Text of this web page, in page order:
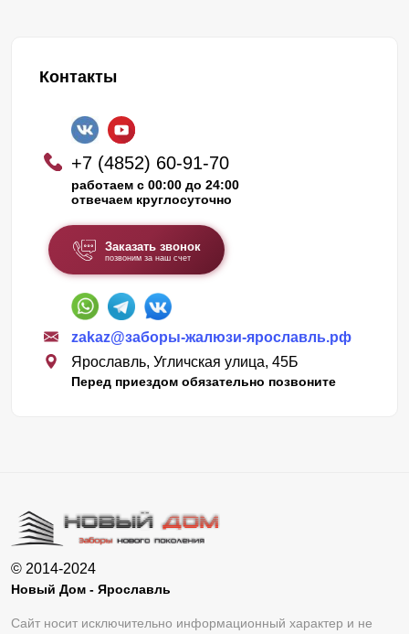
Контакты
+7 (4852) 60-91-70
работаем с 00:00 до 24:00
отвечаем круглосуточно
Заказать звонок
позвоним за наш счет
zakaz@заборы-жалюзи-ярославль.рф
Ярославль, Угличская улица, 45Б
Перед приездом обязательно позвоните
© 2014-2024
Новый Дом - Ярославль
Сайт носит исключительно информационный характер и не